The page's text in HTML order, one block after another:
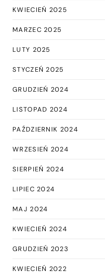
KWIECIEŃ 2025
MARZEC 2025
LUTY 2025
STYCZEŃ 2025
GRUDZIEŃ 2024
LISTOPAD 2024
PAŹDZIERNIK 2024
WRZESIEŃ 2024
SIERPIEŃ 2024
LIPIEC 2024
MAJ 2024
KWIECIEŃ 2024
GRUDZIEŃ 2023
KWIECIEŃ 2022